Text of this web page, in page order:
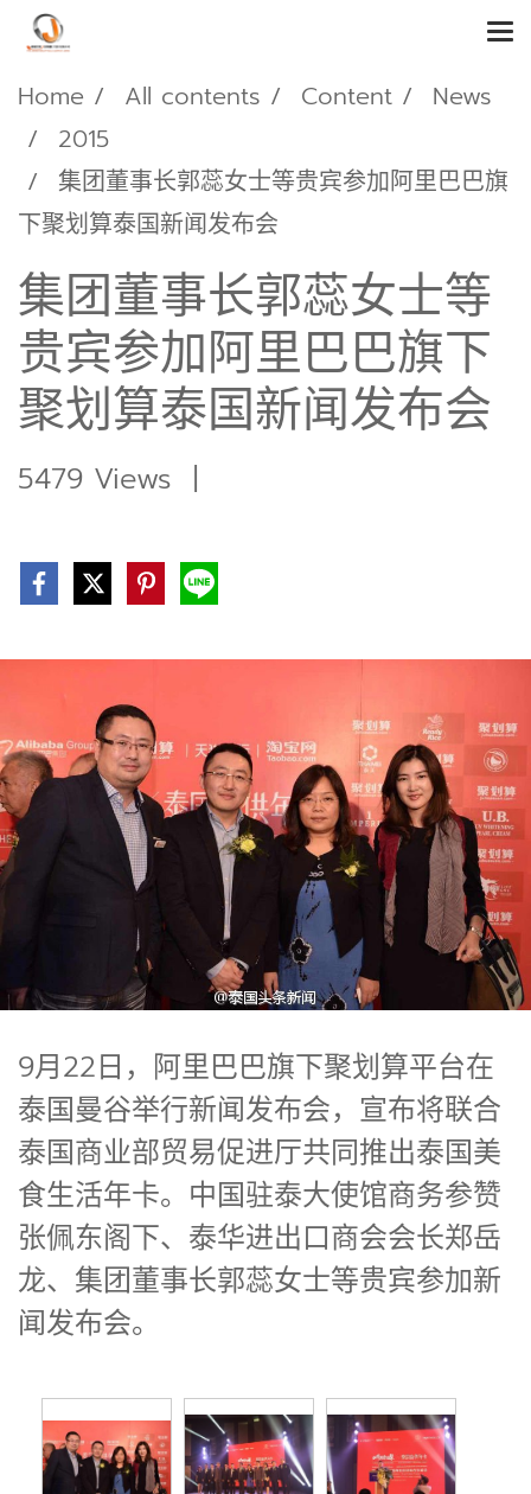
Home All contents Content
News
2015
集团董事长郭蕊女士等贵宾参加阿里巴巴旗
下聚划算泰国新闻发布会
集团董事长郭蕊女士等
贵宾参加阿里巴巴旗下
聚划算泰国新闻发布会
5479 Views |
9月22日，阿里巴巴旗下聚划算平台在
泰国曼谷举行新闻发布会，宣布将联合
泰国商业部贸易促进厅共同推出泰国美
食生活年卡。中国驻泰大使馆商务参赞
张佩东阁下、泰华进出口商会会长郑岳
龙、集团董事长郭蕊女士等贵宾参加新
闻发布会。